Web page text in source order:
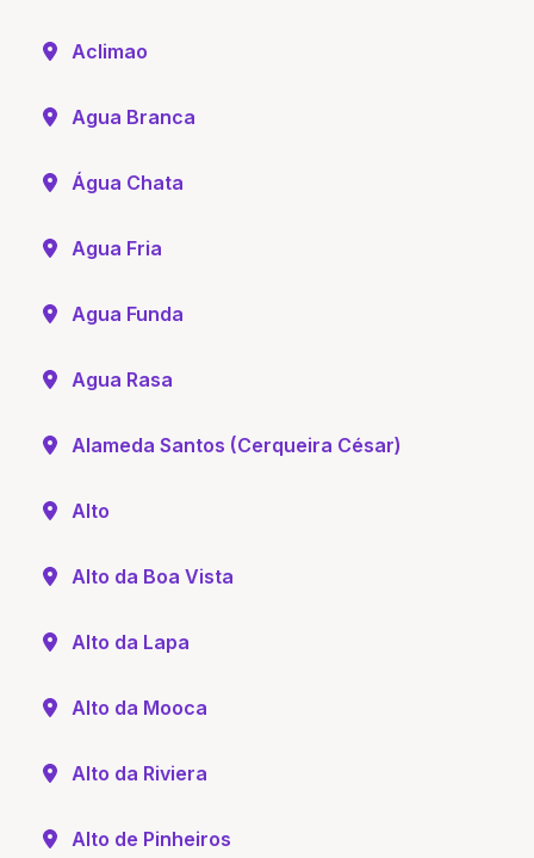
Aclimao
Agua Branca
Água Chata
Agua Fria
Agua Funda
Agua Rasa
Alameda Santos (Cerqueira César)
Alto
Alto da Boa Vista
Alto da Lapa
Alto da Mooca
Alto da Riviera
Alto de Pinheiros